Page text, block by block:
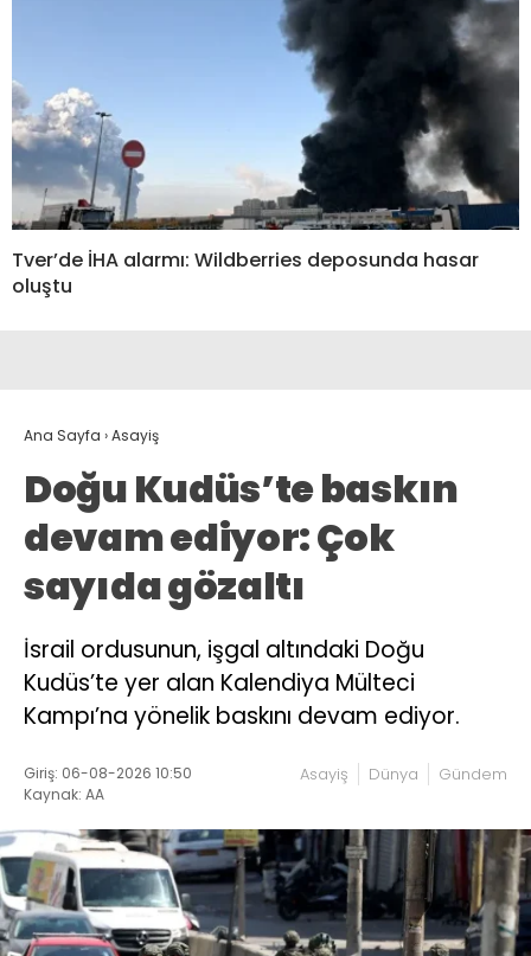
Tver’de İHA alarmı: Wildberries deposunda hasar
oluştu
Ana Sayfa ›Asayiş
Doğu Kudüs’te baskın
devam ediyor: Çok
sayıda gözaltı
İsrail ordusunun, işgal altındaki Doğu
Kudüs’te yer alan Kalendiya Mülteci
Kampı’na yönelik baskını devam ediyor.
Giriş: 06-08-2026 10:50
Kaynak: AA
Asayiş Dünya Gündem